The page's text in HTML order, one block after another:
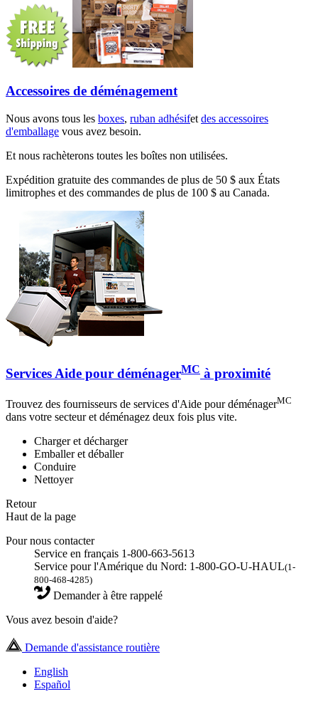
Accessoires de déménagement
Nous avons tous les boxes, ruban adhésifet des accessoires
d'emballage vous avez besoin.
Et nous rachèterons toutes les boîtes non utilisées.
Expédition gratuite des commandes de plus de 50 $ aux États
limitrophes et des commandes de plus de 100 $ au Canada.
Services Aide pour déménagerMC à proximité
Trouvez des fournisseurs de services d'Aide pour déménagerMC
dans votre secteur et déménagez deux fois plus vite.
Charger et décharger
Emballer et déballer
Conduire
Nettoyer
Retour
Haut de la page
Pour nous contacter
Service en français 1-800-663-5613
Service pour l'Amérique du Nord: 1-800-GO-U-HAUL(1-
800-468-4285)
Demander à être rappelé
Vous avez besoin d'aide?
Demande d'assistance routière
English
Español